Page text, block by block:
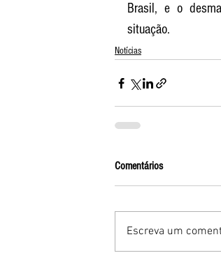
Brasil, e o
situação.
Notícias
Comentários
Escreva um